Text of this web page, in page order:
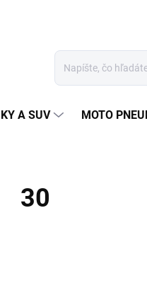
A SUV MOTO
30